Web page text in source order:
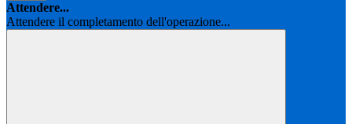
Attendere...
Attendere il completamento dell'operazione...